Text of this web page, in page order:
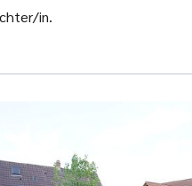
in.